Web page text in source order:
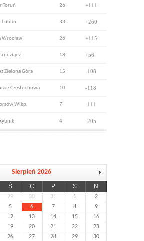
Toruń 26 +111
Lublin 33 +260
Wrocław 26 +115
18 +56
Zielona Góra 15 -108
Częstochowa 10 -118
Wlkp. 7 -111
4 -205
Sierpień 2026
Ś C P S N
29 30 31 1
2
5 6 7 8
9
12 13 14 15
16
19 20 21 22
23
26 27 28 29
30